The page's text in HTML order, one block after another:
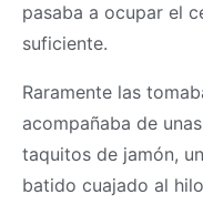
pasaba a ocupar el
suficiente.
Raramente las
acompañaba de
taquitos de jamón,
batido cuajado al